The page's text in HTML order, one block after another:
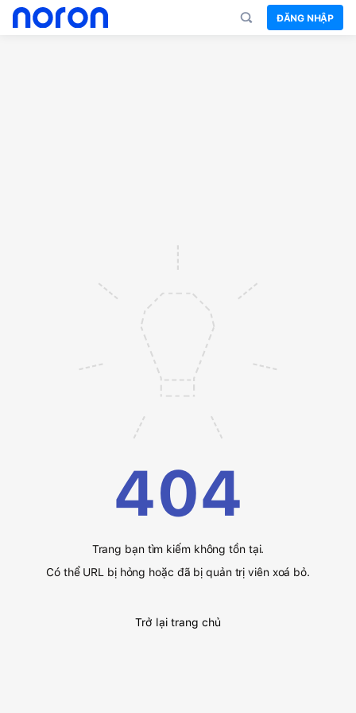
ĐĂNG NHẬP
404
Trang bạn tìm kiếm không tồn tại.
Có thể URL bị hỏng hoặc đã bị quản trị viên xoá bỏ.
Trở lại trang chủ